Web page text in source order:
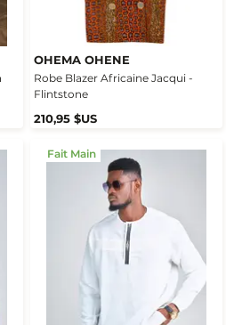
OHEMA OHENE
Robe Blazer Africaine Jacqui -
Flintstone
210,95 $US
Fait Main